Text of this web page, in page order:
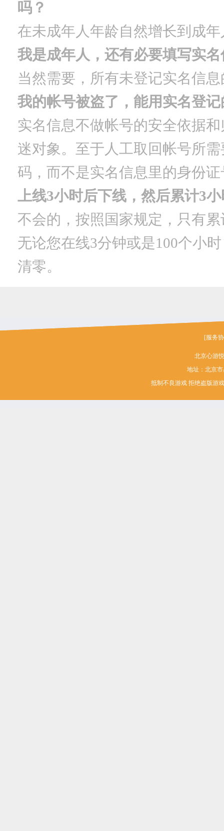
吗？
在未成年人年龄自然增长到成
我是成年人，还有必要填写实
当然需要，所有未登记实名信
我的帐号被盗了，能用实名登
实名信息不做帐号的安全依据
迷对象。至于人工取回帐号所
码，而不是实名信息里的身份证
上线3小时后下线，然后累计3
不会的，按照国家规定，只有
无论您在线3分钟或是100个小
清零。
[服务
北京心游
地址：北京
抵制不良游戏 拒绝盗版游